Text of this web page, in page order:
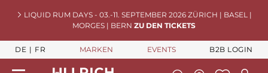
LIQUID RUM DAYS - 03.-11. SEPTEMBER 2026 ZÜRICH | BASEL |
MORGES | BERN ZU DEN TICKETS
DE FR MARKEN EVENTS B2B LOGIN